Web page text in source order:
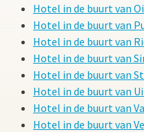
Hotel in de buurt van
Hotel in de buurt van
Hotel in de buurt van
Hotel in de buurt van
Hotel in de buurt van
Hotel in de buurt van
Hotel in de buurt van
Hotel in de buurt van